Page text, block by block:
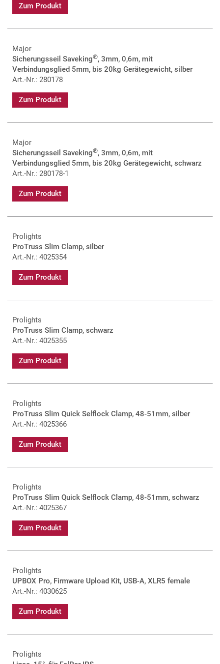
Zum Produkt
Major
Sicherungsseil Saveking®, 3mm, 0,6m, mit
Verbindungsglied 5mm, bis 20kg Gerätegewicht, silber
Art.-Nr.: 280178
Zum Produkt
Major
Sicherungsseil Saveking®, 3mm, 0,6m, mit
Verbindungsglied 5mm, bis 20kg Gerätegewicht, schwarz
Art.-Nr.: 280178-1
Zum Produkt
Prolights
ProTruss Slim Clamp, silber
Art.-Nr.: 4025354
Zum Produkt
Prolights
ProTruss Slim Clamp, schwarz
Art.-Nr.: 4025355
Zum Produkt
Prolights
ProTruss Slim Quick Selflock Clamp, 48-51mm, silber
Art.-Nr.: 4025366
Zum Produkt
Prolights
ProTruss Slim Quick Selflock Clamp, 48-51mm, schwarz
Art.-Nr.: 4025367
Zum Produkt
Prolights
UPBOX Pro, Firmware Upload Kit, USB-A, XLR5 female
Art.-Nr.: 4030625
Zum Produkt
Prolights